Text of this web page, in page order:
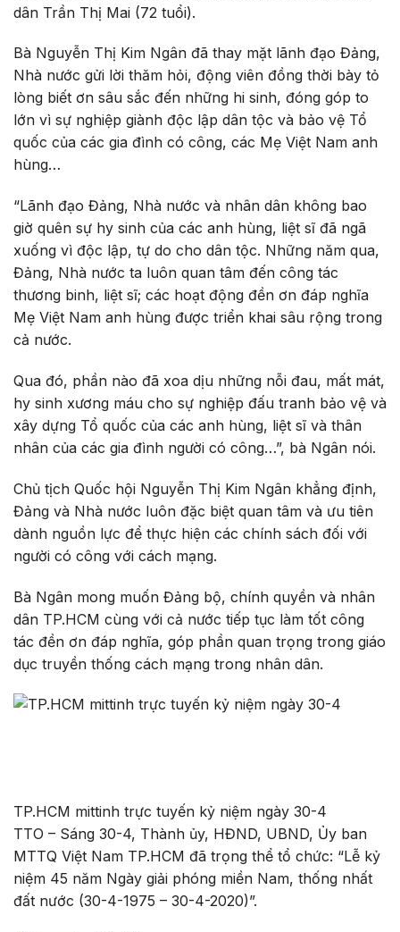
dân Trần Thị Mai (72 tuổi).
Bà Nguyễn Thị Kim Ngân đã thay mặt lãnh đạo Đảng,
Nhà nước gửi lời thăm hỏi, động viên đồng thời bày tỏ
lòng biết ơn sâu sắc đến những hi sinh, đóng góp to
lớn vì sự nghiệp giành độc lập dân tộc và bảo vệ Tổ
quốc của các gia đình có công, các Mẹ Việt Nam anh
hùng…
“Lãnh đạo Đảng, Nhà nước và nhân dân không bao
giờ quên sự hy sinh của các anh hùng, liệt sĩ đã ngã
xuống vì độc lập, tự do cho dân tộc. Những năm qua,
Đảng, Nhà nước ta luôn quan tâm đến công tác
thương binh, liệt sĩ; các hoạt động đền ơn đáp nghĩa
Mẹ Việt Nam anh hùng được triển khai sâu rộng trong
cả nước.
Qua đó, phần nào đã xoa dịu những nỗi đau, mất mát,
hy sinh xương máu cho sự nghiệp đấu tranh bảo vệ và
xây dựng Tổ quốc của các anh hùng, liệt sĩ và thân
nhân của các gia đình người có công…”, bà Ngân nói.
Chủ tịch Quốc hội Nguyễn Thị Kim Ngân khẳng định,
Đảng và Nhà nước luôn đặc biệt quan tâm và ưu tiên
dành nguồn lực để thực hiện các chính sách đối với
người có công với cách mạng.
Bà Ngân mong muốn Đảng bộ, chính quyền và nhân
dân TP.HCM cùng với cả nước tiếp tục làm tốt công
tác đền ơn đáp nghĩa, góp phần quan trọng trong giáo
dục truyền thống cách mạng trong nhân dân.
TP.HCM mittinh trực tuyến kỷ niệm ngày 30-4
TTO – Sáng 30-4, Thành ủy, HĐND, UBND, Ủy ban
MTTQ Việt Nam TP.HCM đã trọng thể tổ chức: “Lễ kỷ
niệm 45 năm Ngày giải phóng miền Nam, thống nhất
đất nước (30-4-1975 – 30-4-2020)”.